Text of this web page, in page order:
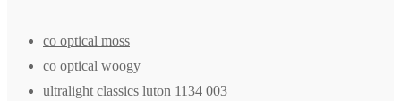
co optical moss
co optical woogy
ultralight classics luton 1134 003